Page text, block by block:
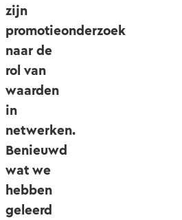
zijn
promotieonderzoek
naar de
rol van
waarden
in
netwerken.
Benieuwd
wat we
hebben
geleerd